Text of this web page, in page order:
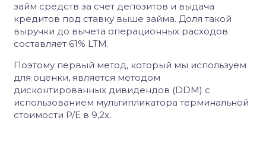
займ средств за счет депозитов и выдача
кредитов под ставку выше займа. Доля такой
выручки до вычета операционных расходов
составляет 61% LTM.
Поэтому первый метод, который мы используем
для оценки, является методом
дисконтированных дивидендов (DDM) с
использованием мультипликатора терминальной
стоимости P/E в 9,2x.